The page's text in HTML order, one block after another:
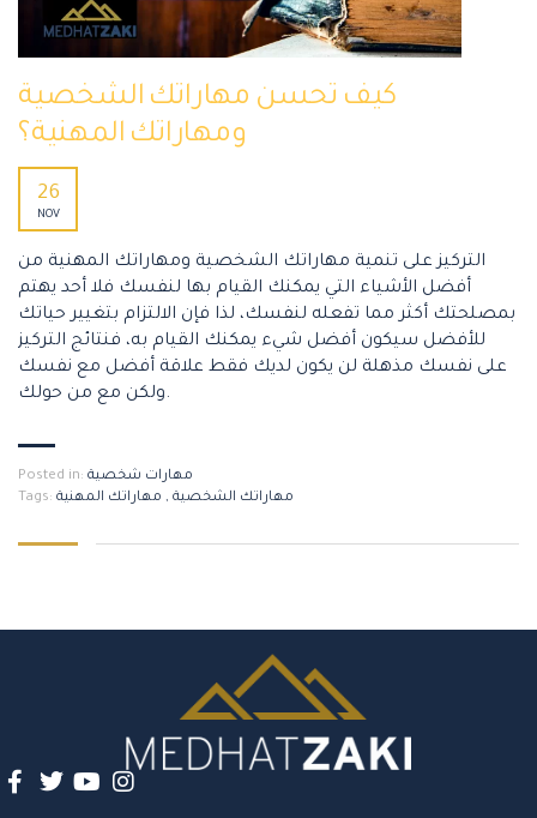
كيف تحسن مهاراتك الشخصية
ومهاراتك المهنية؟
26
NOV
التركيز على تنمية مهاراتك الشخصية ومهاراتك المهنية من
أفضل الأشياء التي يمكنك القيام بها لنفسك فلا أحد يهتم
بمصلحتك أكثر مما تفعله لنفسك، لذا فإن الالتزام بتغيير حياتك
للأفضل سيكون أفضل شيء يمكنك القيام به، فنتائج التركيز
على نفسك مذهلة لن يكون لديك فقط علاقة أفضل مع نفسك
ولكن مع من حولك.
Posted in: مهارات شخصية
Tags:
مهاراتك الشخصية , مهاراتك المهنية